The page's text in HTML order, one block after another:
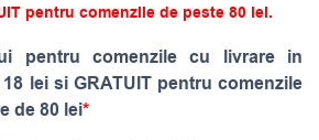
pentru comenzile de peste 80 lei.
pentru comenzile cu livrare in
lei si GRATUIT pentru comenzile
de 80 lei*